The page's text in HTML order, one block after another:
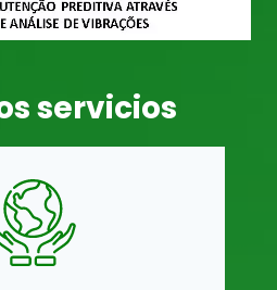
servicios